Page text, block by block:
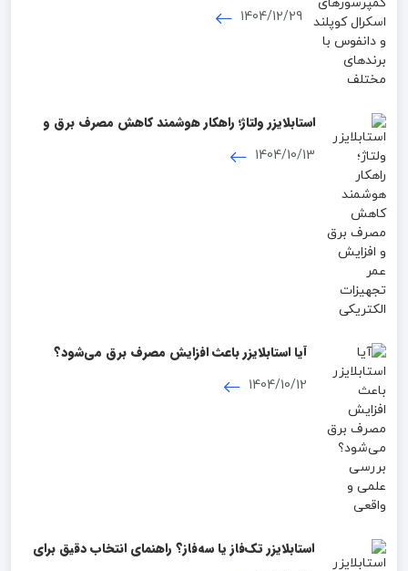
1404/12/29
استابلایزر ولتاژ؛ راهکار هوشمند کاهش مصرف برق و
1404/10/13
آیا استابلایزر باعث افزایش مصرف برق می‌شود؟
1404/10/12
استابلایزر تک‌فاز یا سه‌فاز؟ راهنمای انتخاب دقیق برای